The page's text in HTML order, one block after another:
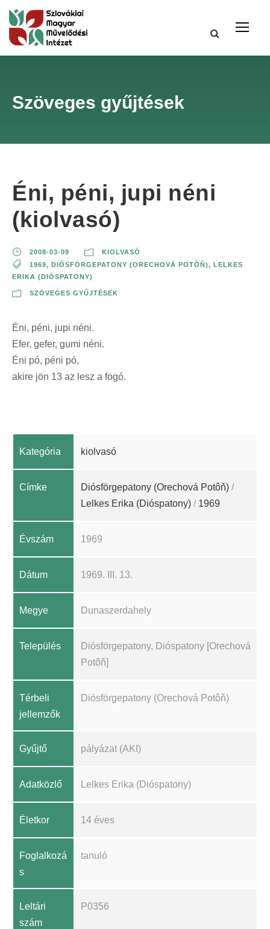
Szöveges gyűjtések
Éni, péni, jupi néni
(kiolvasó)
2008-03-09
KIOLVASÓ
1969, DIÓSFÖRGEPATONY (ORECHOVÁ POTÔŇ), LELKES
ERIKA (DIÓSPATONY)
SZÖVEGES GYŰJTÉSEK
Éni, péni, jupi néni.
Efer, gefer, gumi néni.
Éni pó, péni pó,
akire jön 13 az lesz a fogó.
Kategória kiolvasó
Címke Diósförgepatony (Orechová Potôň) /
Lelkes Erika (Dióspatony) / 1969
Évszám 1969
Dátum 1969. III. 13.
Megye Dunaszerdahely
Település
Diósförgepatony, Dióspatony [Orechová
Potôň]
Térbeli
jellemzők
Diósförgepatony (Orechová Potôň)
Gyűjtő pályázat (AKI)
Adatközlő Lelkes Erika (Dióspatony)
Életkor 14 éves
Foglalkozá
s
tanuló
Leltári
szám
P0356